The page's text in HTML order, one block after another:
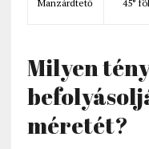
Manzárdtető 45°
Milyen
méretét?